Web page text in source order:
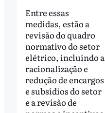
Entre essas
medidas, estão a
revisão do quadro
normativo do setor
elétrico, incluindo a
racionalização e
redução de encargos
e subsídios do setor
e a revisão de